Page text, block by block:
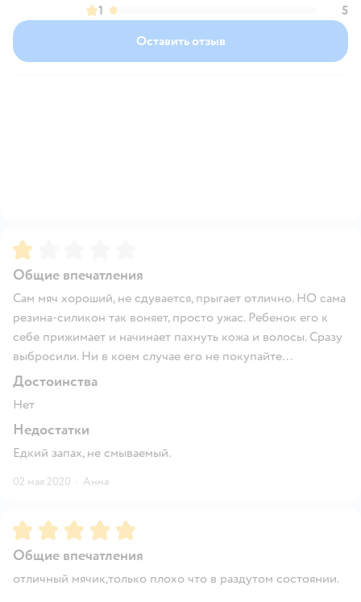
1
5
Оставить отзыв
Рейтинг:
Общие впечатления
Сам мяч хороший, не сдувается, прыгает отлично. НО сама
резина-силикон так воняет, просто ужас. Ребенок его к
себе прижимает и начинает пахнуть кожа и волосы. Сразу
выбросили. Ни в коем случае его не покупайте...
Достоинства
Нет
Недостатки
Едкий запах, не смываемый.
02 мая 2020 · Анна
Рейтинг:5
Общие впечатления
отличный мячик,только плохо что в раздутом состоянии.